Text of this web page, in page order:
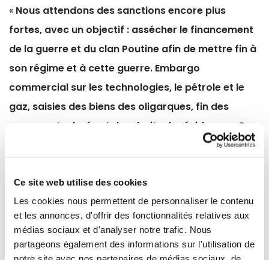
Ce site web utilise des cookies
Les cookies nous permettent de personnaliser le contenu
et les annonces, d'offrir des fonctionnalités relatives aux
médias sociaux et d'analyser notre trafic. Nous
partageons également des informations sur l'utilisation de
« Nous attendons des sanctions encore plus
fortes, avec un objectif : assécher le financement
de la guerre et du clan Poutine afin de mettre fin à
son régime et à cette guerre. Embargo
commercial sur les technologies, le pétrole et le
gaz, saisies des biens des oligarques, fin des
passeports dorés et des droits de résidence... Ces
mesures ont un coût pour nos économies : nous
coûts au niveau européen pour les pays et les
entreprises les plus exposés », a déclaréStéphane
Séjourné.
L'UE a encore beaucoup à faire, a déclaréStéphane